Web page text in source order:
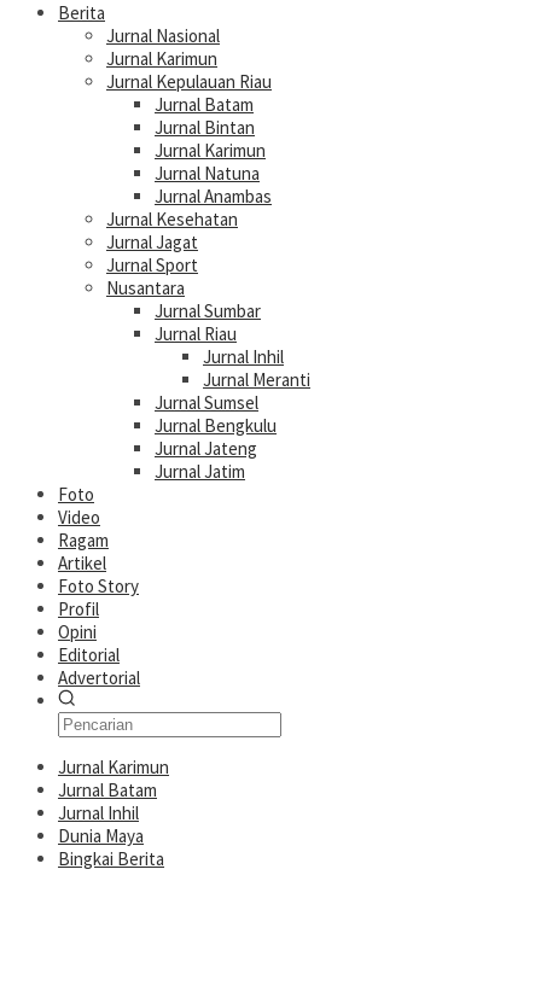
Berita
Jurnal Nasional
Jurnal Karimun
Jurnal Kepulauan Riau
Jurnal Batam
Jurnal Bintan
Jurnal Karimun
Jurnal Natuna
Jurnal Anambas
Jurnal Kesehatan
Jurnal Jagat
Jurnal Sport
Nusantara
Jurnal Sumbar
Jurnal Riau
Jurnal Inhil
Jurnal Meranti
Jurnal Sumsel
Jurnal Bengkulu
Jurnal Jateng
Jurnal Jatim
Foto
Video
Ragam
Artikel
Foto Story
Profil
Opini
Editorial
Advertorial
Jurnal Karimun
Jurnal Batam
Jurnal Inhil
Dunia Maya
Bingkai Berita